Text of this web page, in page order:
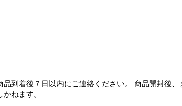
到着後７日以内にご連絡ください。 商品開封後
ねます。